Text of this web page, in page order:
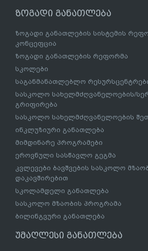
ზოგადი განათლება
ზოგადი განათლების სისტემის
კონცეფცია
ზოგადი განათლების რეფორმა
სკოლები
საგანმანათლებლო
სასკოლო სახელმძღვანელოების/
გრიფირება
სასკოლო სახელმძღვანელოების
ინკლუზიური განათლება
მიმდინარე პროგრამები
ეროვნული სასწავლო გეგმა
კვლევები ბავშვების სასკოლო
დაკავშირებით
სკოლამდელი განათლება
სასკოლო მზაობის პროგრამა
ბილინგვური განათლება
უმაღლესი განათლება